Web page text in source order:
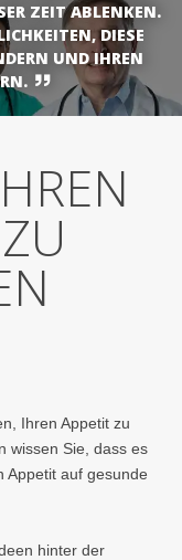
ZEIT ABLENKEN.
DIESE
UND IHREN
Ihren Appetit zu
wissen Sie, dass es
Appetit auf gesunde
hinter der